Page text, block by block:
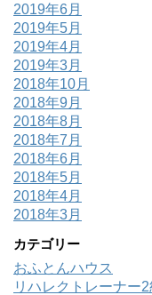
2019年6月
2019年5月
2019年4月
2019年3月
2018年10月
2018年9月
2018年8月
2018年7月
2018年6月
2018年5月
2018年4月
2018年3月
カテゴリー
おふとんハウス
リハレクトレーナー